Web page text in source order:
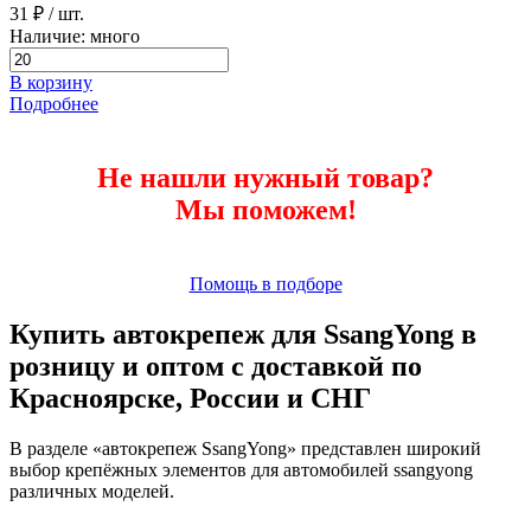
31 ₽ / шт.
Наличие: много
В корзину
Подробнее
Не нашли нужный товар?
Мы поможем!
Помощь в подборе
Купить автокрепеж для SsangYong в
розницу и оптом с доставкой по
Красноярске, России и СНГ
В разделе «автокрепеж SsangYong» представлен широкий
выбор крепёжных элементов для автомобилей ssangyong
различных моделей.